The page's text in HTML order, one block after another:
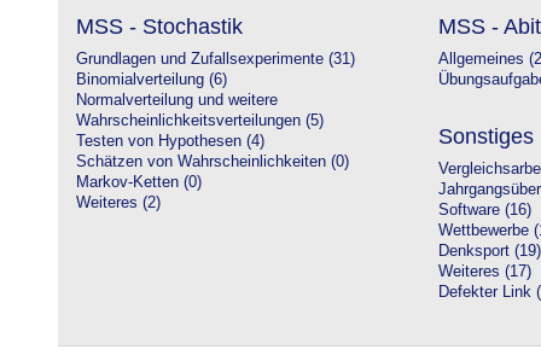
MSS - Stochastik
Grundlagen und Zufallsexperimente (31)
Binomialverteilung (6)
Normalverteilung und weitere
Wahrscheinlichkeitsverteilungen (5)
Testen von Hypothesen (4)
Schätzen von Wahrscheinlichkeiten (0)
Markov-Ketten (0)
Weiteres (2)
MSS -
Allgemeines
Sonstiges
Software (16)
Wettbewerbe
Denksport (19)
Weiteres (17)
Defekter Link